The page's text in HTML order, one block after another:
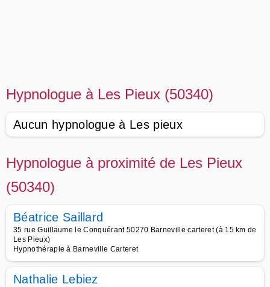
Hypnologue à Les Pieux (50340)
Aucun hypnologue à Les pieux
Hypnologue à proximité de Les Pieux
(50340)
Béatrice Saillard
35 rue Guillaume le Conquérant 50270 Barneville carteret (à 15 km de
Les Pieux)
Hypnothérapie à Barneville Carteret
Nathalie Lebiez